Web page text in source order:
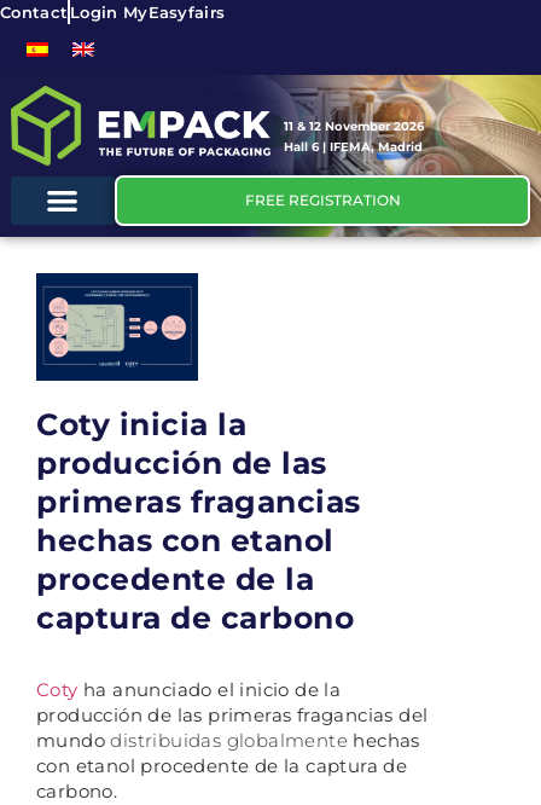
Contact Login MyEasyfairs
11 & 12 November 2026
Hall 6 | IFEMA, Madrid
FREE REGISTRATION
Coty inicia la
producción de las
primeras fragancias
hechas con etanol
procedente de la
captura de carbono
Coty ha anunciado el inicio de la
producción de las primeras fragancias del
mundo distribuidas globalmente hechas
con etanol procedente de la captura de
carbono.